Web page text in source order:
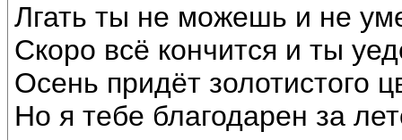
Лгать ты не можешь и не
Скоро всё кончится и ты
Осень придёт золотистого
Но я тебе благодарен за